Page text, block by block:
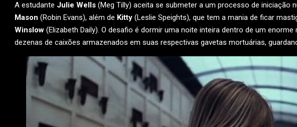
A estudante Julie Wells (Meg Tilly) aceita se submeter a um processo de iniciação
Mason (Robin Evans), além de Kitty (Leslie Speights), que tem a mania de ficar
Winslow (Elizabeth Daily). O desafio é dormir uma noite inteira dentro de um
dezenas de caixões armazenados em suas respectivas gavetas mortuárias,